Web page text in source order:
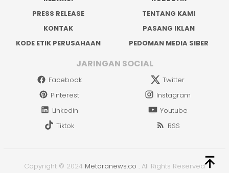
PRESS RELEASE
TENTANG KAMI
KONTAK
PASANG IKLAN
KODE ETIK PERUSAHAAN
PEDOMAN MEDIA SIBER
JARINGAN SOCIAL
Facebook
Twitter
Pinterest
Instagram
Linkedin
Youtube
Tiktok
RSS
Copyright © 2024 Metaranews.co . All Rights Reserved